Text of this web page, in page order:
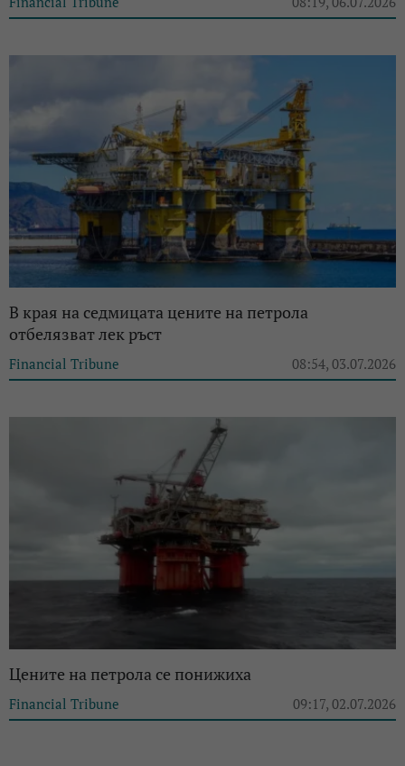
В края на седмицата цените на петрола
отбелязват лек ръст
Financial Tribune 08:54, 03.07.2026
Цените на петрола се понижиха
Financial Tribune 09:17, 02.07.2026